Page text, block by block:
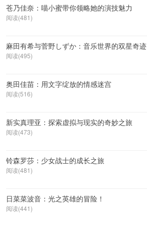
苍乃佳奈：喵小蜜带你领略她的演技魅力
阅读(481)
麻田有希与菅野しずか：音乐世界的双星奇迹
阅读(495)
奥田佳苗：用文字绽放的情感迷宫
阅读(516)
新实真理亚：探索虚拟与现实的奇妙之旅
阅读(473)
铃森罗莎：少女战士的成长之旅
阅读(481)
日菜菜波音：光之英雄的冒险！
阅读(441)